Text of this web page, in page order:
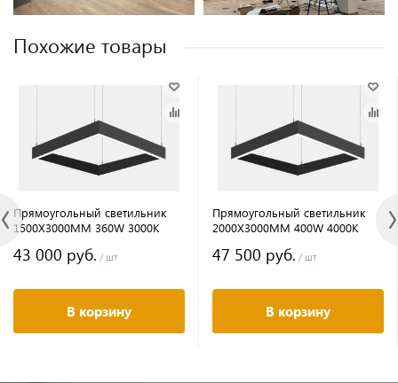
Похожие товары
Прямоугольный светильник
1500Х3000MM 360W 3000K
43 000 руб. / шт
В корзину
Прямоугольный светильник
2000Х3000MM 400W 4000K
47 500 руб. / шт
В корзину